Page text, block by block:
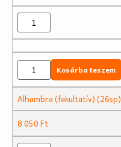
Kosárba teszem
Alhambra (fakultatív) (26sp)
8 050Ft